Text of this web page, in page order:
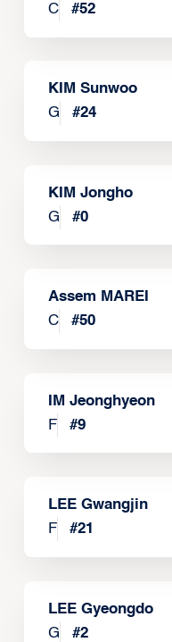
C
#52
KIM Sunwoo
G
#24
KIM Jongho
G
#0
Assem MAREI
C
#50
IM Jeonghyeon
F
#9
LEE Gwangjin
F
#21
LEE Gyeongdo
G
#2